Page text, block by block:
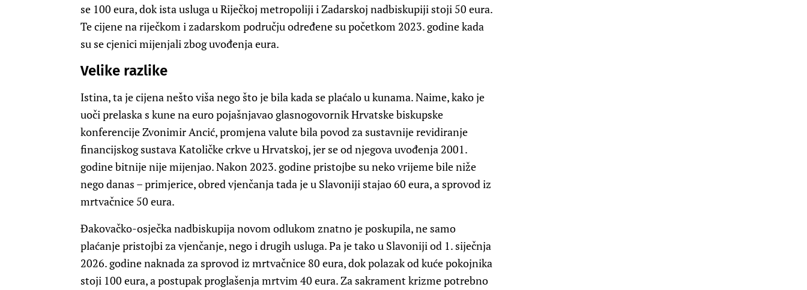
se 100 eura, dok ista usluga u Riječkoj metropoliji i Zadarskoj nadbiskupiji stoji 50 eura.
Te cijene na riječkom i zadarskom području određene su početkom 2023. godine kada
su se cjenici mijenjali zbog uvođenja eura.
Velike razlike
Istina, ta je cijena nešto viša nego što je bila kada se plaćalo u kunama. Naime, kako je
uoči prelaska s kune na euro pojašnjavao glasnogovornik Hrvatske biskupske
konferencije Zvonimir Ancić, promjena valute bila povod za sustavnije revidiranje
financijskog sustava Katoličke crkve u Hrvatskoj, jer se od njegova uvođenja 2001.
godine bitnije nije mijenjao. Nakon 2023. godine pristojbe su neko vrijeme bile niže
nego danas – primjerice, obred vjenčanja tada je u Slavoniji stajao 60 eura, a sprovod iz
mrtvačnice 50 eura.
Đakovačko-osječka nadbiskupija novom odlukom znatno je poskupila, ne samo
plaćanje pristojbi za vjenčanje, nego i drugih usluga. Pa je tako u Slavoniji od 1. siječnja
2026. godine naknada za sprovod iz mrtvačnice 80 eura, dok polazak od kuće pokojnika
stoji 100 eura, a postupak proglašenja mrtvim 40 eura. Za sakrament krizme potrebno